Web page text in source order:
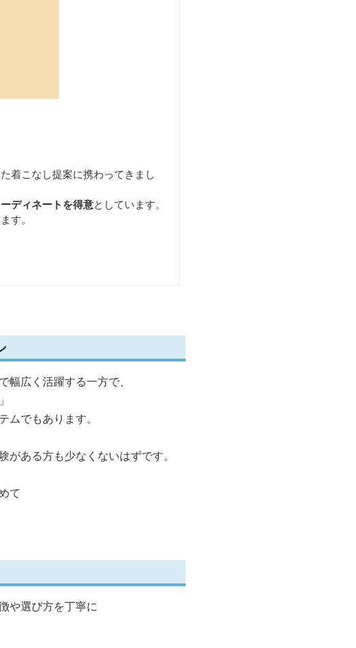
着こなし提案に携わってきまし
ディネートを得意としています。
す。
広く活躍する一方で、
ムでもあります。
ある方も少なくないはずです。
て
や選び方を丁寧に